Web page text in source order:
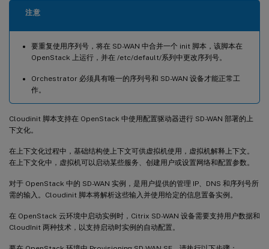
注意
要重复使用序列号，将在 SD-WAN 中合并一个 init 脚本，该脚本在
OpenStack 上运行，并在 /etc/default/系列中更改序列号。
Orchestrator 必须具有唯一的序列号和 SD-WAN 设备才能正常工
作。
Cloudinit 脚本支持在 OpenStack 中使用配置驱动器进行 SD-WAN 部署的上
下文化。
在上下文化过程中，基础结构使上下文可供虚拟机使用，虚拟机解释上下文。
在上下文化中，虚拟机可以启动某些服务、创建用户或设置网络和配置参数。
对于 OpenStack 中的 SD-WAN 实例，是用户提供的管理 IP、DNS 和序列号所
需的输入。Cloudinit 脚本将解析这些输入并使用给定的信息置备实例。
在 OpenStack 云环境中启动实例时，Citrix SD-WAN 设备需要支持用户数据和
CloudInit 两种技术，以支持启动时实例的自动配置。